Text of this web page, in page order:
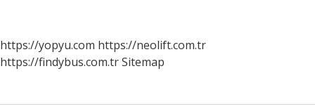
https://yopyu.com https://neolift.com.tr
https://findybus.com.trSitemap